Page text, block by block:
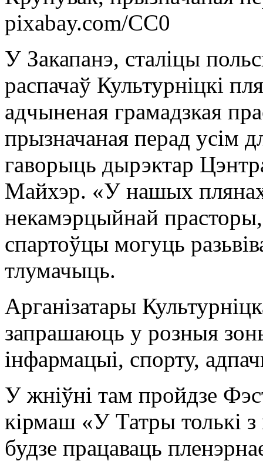
pixabay.com/CC0
У Закапанэ, сталіцы
распачаў Культурніцкі
адчыненая грамадзкая
прызначаная перад усім
гаворыць дырэктар
Майхэр. «У нашых
некамэрцыйнай
спартоўцы могуць
тлумачыць.
Арганізатары
запрашаюць у розныя
інфармацыі, спорту,
У жніўні там пройдзе
кірмаш «У Татры толькі з
будзе працаваць